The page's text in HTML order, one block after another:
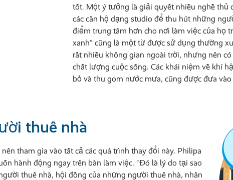
tốt. Một ý tưởng là giải quyết nhiều nghề thủ
các căn hộ dạng studio để thu hút những
điểm trung tâm hơn cho nơi làm việc của họ
xanh” cũng là một từ được sử dụng thường
rất nhiều không gian ngoài trời, nhưng nên
chất lượng cuộc sống. Các khái niệm về khí
bỏ và thu gom nước mưa, cũng được đưa
thuê nhà
tham gia vào tất cả các quá trình thay đổi này. Philipa
hành động ngay trên bàn làm việc. "Đó là lý do tại sao
thuê nhà, hội đồng của những người thuê nhà, nhân